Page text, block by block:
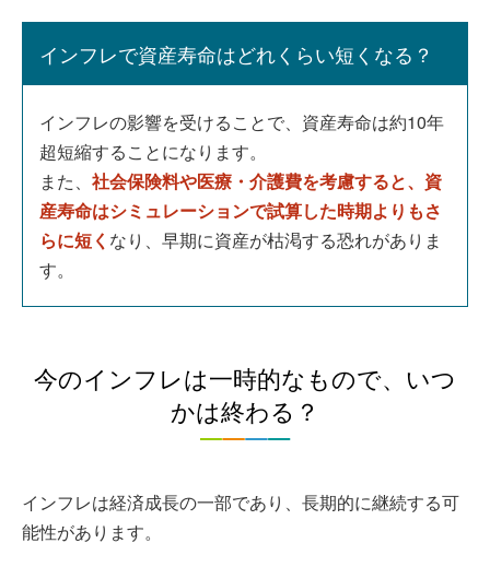
インフレで資産寿命はどれくらい短くなる？
インフレの影響を受けることで、資産寿命は約10年
超短縮することになります。
また、 社会保険料や医療・介護費を考慮すると、資
産寿命はシミュレーションで試算した時期よりもさ
らに短く なり、早期に資産が枯渇する恐れがありま
す。
今のインフレは一時的なもので、いつ
かは終わる？
インフレは経済成長の一部であり、長期的に継続する可
能性があります。